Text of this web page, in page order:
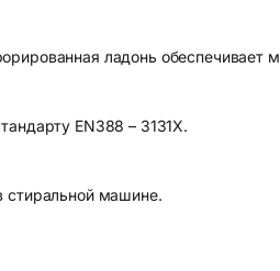
ладонь обеспечивает
EN388 – 3131X.
стиральной машине.